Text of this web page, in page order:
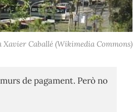
Caballé (Wikimedia Commons)
de pagament. Però no